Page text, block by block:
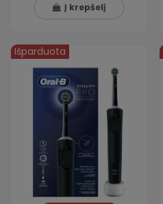
Į krepšelį
Išparduota